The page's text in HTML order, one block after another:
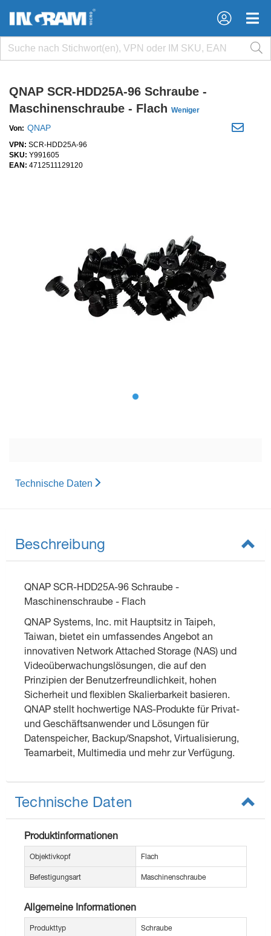
×
×
QNAP SCR-HDD25A-96 Schraube -
Maschinenschraube - Flach Weniger
Von: QNAP
VPN: SCR-HDD25A-96
SKU: Y991605
EAN: 4712511129120
Technische Daten
Beschreibung
QNAP SCR-HDD25A-96 Schraube -
Maschinenschraube - Flach
QNAP Systems, Inc. mit Hauptsitz in Taipeh,
Taiwan, bietet ein umfassendes Angebot an
innovativen Network Attached Storage (NAS) und
Videoüberwachungslösungen, die auf den
Prinzipien der Benutzerfreundlichkeit, hohen
Sicherheit und flexiblen Skalierbarkeit basieren.
QNAP stellt hochwertige NAS-Produkte für Privat-
und Geschäftsanwender und Lösungen für
Datenspeicher, Backup/Snapshot, Virtualisierung,
Teamarbeit, Multimedia und mehr zur Verfügung.
Technische Daten
Produktinformationen
Objektivkopf Flach
Befestigungsart Maschinenschraube
Allgemeine Informationen
Produkttyp Schraube